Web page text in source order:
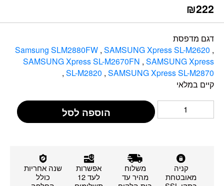
₪222
דגם מדפסת
Samsung SLM2880FW ,SAMSUNG Xpress SL-M2620 ,
SAMSUNG Xpress SL-M2670FN ,SAMSUNG Xpress
SL-M2820 ,SAMSUNG Xpress SL-M2870
,
קיים במלאי
הוספה לסל
קניה
מאובטחת
משלוח
מהיר עד
אפשרות
לעד 12
שנה אחריות
כולל